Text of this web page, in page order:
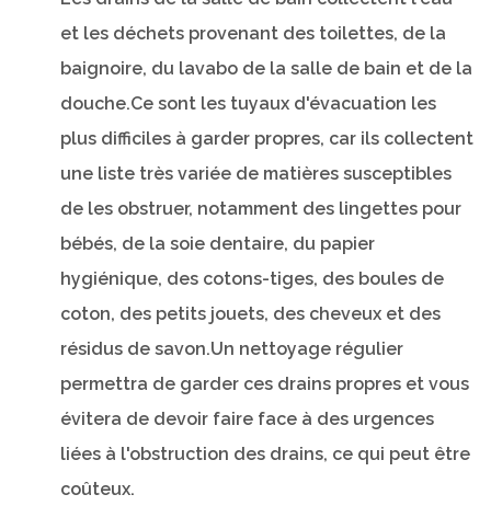
et les déchets provenant des toilettes, de la
baignoire, du lavabo de la salle de bain et de la
douche.Ce sont les tuyaux d'évacuation les
plus difficiles à garder propres, car ils collectent
une liste très variée de matières susceptibles
de les obstruer, notamment des lingettes pour
bébés, de la soie dentaire, du papier
hygiénique, des cotons-tiges, des boules de
coton, des petits jouets, des cheveux et des
résidus de savon.Un nettoyage régulier
permettra de garder ces drains propres et vous
évitera de devoir faire face à des urgences
liées à l'obstruction des drains, ce qui peut être
coûteux.